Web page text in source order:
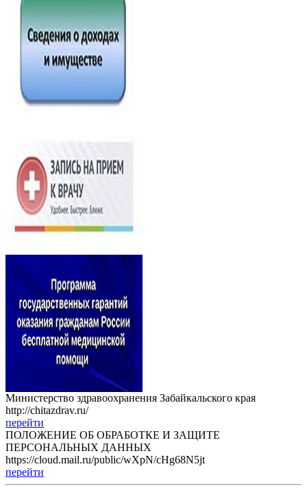
Министерство здравоохранения Забайкальского края
http://chitazdrav.ru/
перейти
ПОЛОЖЕНИЕ ОБ ОБРАБОТКЕ И ЗАЩИТЕ
ПЕРСОНАЛЬНЫХ ДАННЫХ
https://cloud.mail.ru/public/wXpN/cHg68N5jt
перейти